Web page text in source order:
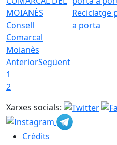
Consell
Comarcal
Moianès
Reciclatge
a porta
AnteriorSegüent
1
2
Xarxes socials:
Crèdits